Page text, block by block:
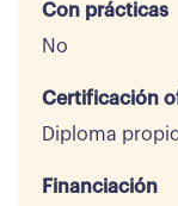
Con prácticas
No
Certificación
Diploma
Financiación